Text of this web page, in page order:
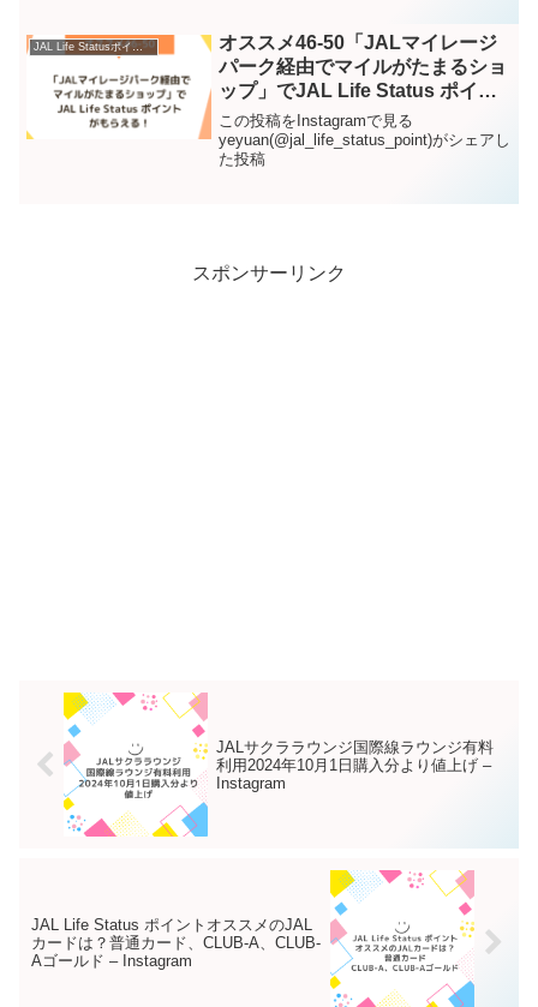
#jgcダイヤモンド – Instagram
JAL Life Statusポイント – Instagram
オススメ46-50「JALマイレージ
パーク経由でマイルがたまるショ
ップ」でJAL Life Status ポイン
トがもらえる！ – Instagram
この投稿をInstagramで見る
yeyuan(@jal_life_status_point)がシェアし
た投稿
スポンサーリンク
JALサクララウンジ国際線ラウンジ有料
利用2024年10月1日購入分より値上げ –
Instagram
JAL Life Status ポイントオススメのJAL
カードは？普通カード、CLUB-A、CLUB-
Aゴールド – Instagram